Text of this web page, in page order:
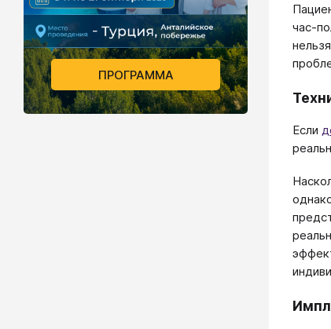
час-
Если
ПРОГРАММА